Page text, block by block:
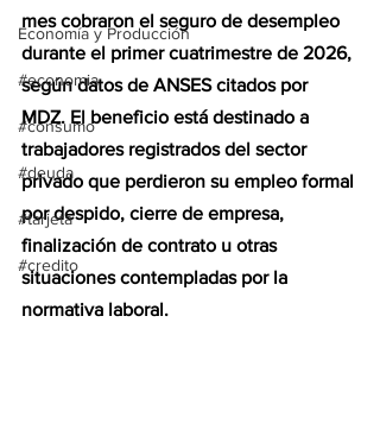
Economía y Producción
#economia
#consumo
#deuda
#tarjeta
#credito
mes cobraron el seguro de desempleo
durante el primer cuatrimestre de 2026,
según datos de ANSES citados por
MDZ. El beneficio está destinado a
trabajadores registrados del sector
privado que perdieron su empleo formal
por despido, cierre de empresa,
finalización de contrato u otras
situaciones contempladas por la
normativa laboral.